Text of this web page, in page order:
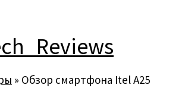
» Обзор смартфона Itel A25